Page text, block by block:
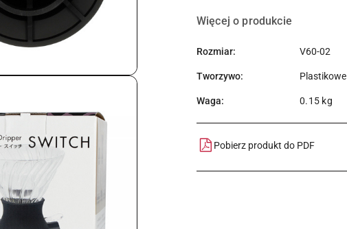
Więcej o produkcie
Rozmiar: V60-02
Tworzywo: Plastikowe
Waga: 0.15 kg
Pobierz produkt do PDF